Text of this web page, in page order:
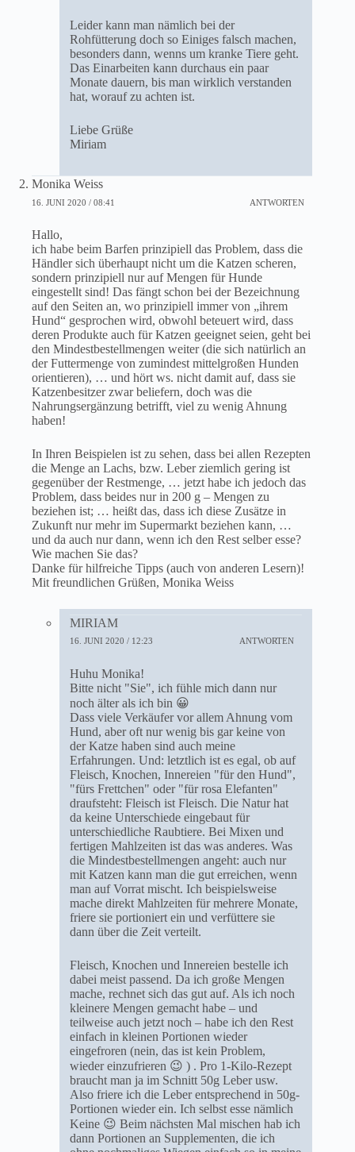
Leider kann man nämlich bei der
Rohfütterung doch so Einiges falsch machen,
besonders dann, wenns um kranke Tiere geht.
Das Einarbeiten kann durchaus ein paar
Monate dauern, bis man wirklich verstanden
hat, worauf zu achten ist.
Liebe Grüße
Miriam
Monika Weiss
16. JUNI 2020 / 08:41 ANTWORTEN
Hallo,
ich habe beim Barfen prinzipiell das Problem, dass die
Händler sich überhaupt nicht um die Katzen scheren,
sondern prinzipiell nur auf Mengen für Hunde
eingestellt sind! Das fängt schon bei der Bezeichnung
auf den Seiten an, wo prinzipiell immer von „ihrem
Hund“ gesprochen wird, obwohl beteuert wird, dass
deren Produkte auch für Katzen geeignet seien, geht bei
den Mindestbestellmengen weiter (die sich natürlich an
der Futtermenge von zumindest mittelgroßen Hunden
orientieren), … und hört ws. nicht damit auf, dass sie
Katzenbesitzer zwar beliefern, doch was die
Nahrungsergänzung betrifft, viel zu wenig Ahnung
haben!
In Ihren Beispielen ist zu sehen, dass bei allen Rezepten
die Menge an Lachs, bzw. Leber ziemlich gering ist
gegenüber der Restmenge, … jetzt habe ich jedoch das
Problem, dass beides nur in 200 g – Mengen zu
beziehen ist; … heißt das, dass ich diese Zusätze in
Zukunft nur mehr im Supermarkt beziehen kann, …
und da auch nur dann, wenn ich den Rest selber esse?
Wie machen Sie das?
Danke für hilfreiche Tipps (auch von anderen Lesern)!
Mit freundlichen Grüßen, Monika Weiss
MIRIAM
16. JUNI 2020 / 12:23 ANTWORTEN
Huhu Monika!
Bitte nicht "Sie", ich fühle mich dann nur
noch älter als ich bin 😀
Dass viele Verkäufer vor allem Ahnung vom
Hund, aber oft nur wenig bis gar keine von
der Katze haben sind auch meine
Erfahrungen. Und: letztlich ist es egal, ob auf
Fleisch, Knochen, Innereien "für den Hund",
"fürs Frettchen" oder "für rosa Elefanten"
draufsteht: Fleisch ist Fleisch. Die Natur hat
da keine Unterschiede eingebaut für
unterschiedliche Raubtiere. Bei Mixen und
fertigen Mahlzeiten ist das was anderes. Was
die Mindestbestellmengen angeht: auch nur
mit Katzen kann man die gut erreichen, wenn
man auf Vorrat mischt. Ich beispielsweise
mache direkt Mahlzeiten für mehrere Monate,
friere sie portioniert ein und verfüttere sie
dann über die Zeit verteilt.
Fleisch, Knochen und Innereien bestelle ich
dabei meist passend. Da ich große Mengen
mache, rechnet sich das gut auf. Als ich noch
kleinere Mengen gemacht habe – und
teilweise auch jetzt noch – habe ich den Rest
einfach in kleinen Portionen wieder
eingefroren (nein, das ist kein Problem,
wieder einzufrieren 😉 ) . Pro 1-Kilo-Rezept
braucht man ja im Schnitt 50g Leber usw.
Also friere ich die Leber entsprechend in 50g-
Portionen wieder ein. Ich selbst esse nämlich
Keine 😉 Beim nächsten Mal mischen hab ich
dann Portionen an Supplementen, die ich